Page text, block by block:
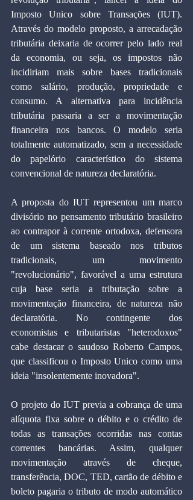
Imposto Unico sobre Transações (IUT).
Através do modelo proposto, a arrecadação
tributária deixaria de ocorrer pelo lado real
da economia, ou seja, os impostos não
incidiriam mais sobre bases tradicionais
como salário, produção, propriedade e
consumo. A alternativa para incidência
tributária passaria a ser a movimentação
financeira nos bancos. O modelo seria
totalmente automatizado, sem a necessidade
do papelório característico do sistema
convencional de natureza declaratória.
A proposta do IUT representou um marco
divisório no pensamento tributário brasileiro
ao contrapor à corrente ortodoxa, defensora
de um sistema baseado nos tributos
tradicionais, um movimento
"revolucionário", favorável a uma estrutura
cuja base seria a tributação sobre a
movimentação financeira, de natureza não
declaratória. No contingente dos
economistas e tributaristas "heterodoxos"
cabe destacar o saudoso Roberto Campos,
que classificou o Imposto Unico como uma
ideia "insolentemente inovadora".
O projeto do IUT previa a cobrança de uma
alíquota fixa sobre o débito e o crédito de
todas as transações ocorridas nas contas
correntes bancárias. Assim, qualquer
movimentação através de cheque,
transferência, DOC, TED, cartão de débito e
boleto pagaria o tributo de modo automático